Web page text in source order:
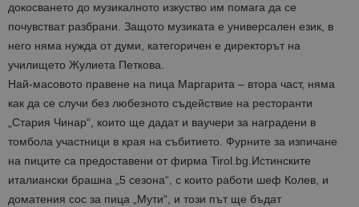
докосването до музикалното изкуство им помага да се
почувстват разбрани. Защото музиката е универсален език, в
него няма нужда от думи, категоричен е директорът на
училището Жулиета Петкова.
Най-масовото правене на пица Маргарита – втора част, няма
как да се случи без любезното съдействие на ресторанти
„Стария Чинар“, които ще дадат и ваучери за наградени в
томбола участници в края на събитието. Фурните за изпичане
на пиците са предоставени от фирма Tirol.bg.Истинските
италиански брашна „5 сезона“, с които работи шеф Колев, и
доматения сос за пица „Мути“, и този път ще бъдат